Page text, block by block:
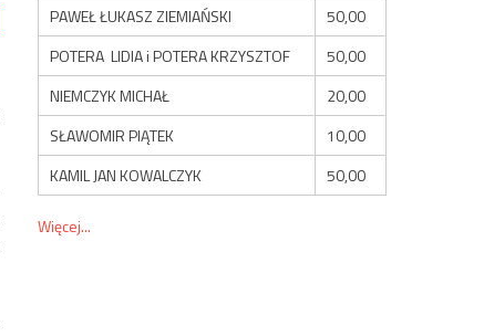
PAWEŁ ŁUKASZ ZIEMIAŃSKI
50,00
POTERA LIDIA i POTERA KRZYSZTOF
50,00
NIEMCZYK MICHAŁ
20,00
SŁAWOMIR PIĄTEK
10,00
KAMIL JAN KOWALCZYK
50,00
Więcej...